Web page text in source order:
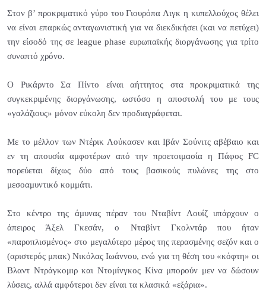
Στον β’ προκριματικό γύρο του Γιουρόπα Λιγκ η κυπελλούχος θέλει
να είναι επαρκώς ανταγωνιστική για να διεκδικήσει (και να πετύχει)
την είσοδό της σε league phase ευρωπαϊκής διοργάνωσης για τρίτο
συναπτό χρόνο.
Ο Ρικάρντο Σα Πίντο είναι αήττητος στα προκριματικά της
συγκεκριμένης διοργάνωσης, ωστόσο η αποστολή του με τους
«γαλάζιους» μόνον εύκολη δεν προδιαγράφεται.
Με το μέλλον των Ντέρικ Λούκασεν και Ιβάν Σούνιτς αβέβαιο και
εν τη απουσία αμφοτέρων από την προετοιμασία η Πάφος FC
πορεύεται δίχως δύο από τους βασικούς πυλώνες της στο
μεσοαμυντικό κομμάτι.
Στο κέντρο της άμυνας πέραν του Νταβίντ Λουίζ υπάρχουν ο
άπειρος Άξελ Γκεσάν, ο Νταβίντ Γκολντάρ που ήταν
«παροπλισμένος» στο μεγαλύτερο μέρος της περασμένης σεζόν και ο
(αριστερός μπακ) Νικόλας Ιωάννου, ενώ για τη θέση του «κόφτη» οι
Βλαντ Ντράγκομιρ και Ντομίνγκος Κίνα μπορούν μεν να δώσουν
λύσεις, αλλά αμφότεροι δεν είναι τα κλασικά «εξάρια».